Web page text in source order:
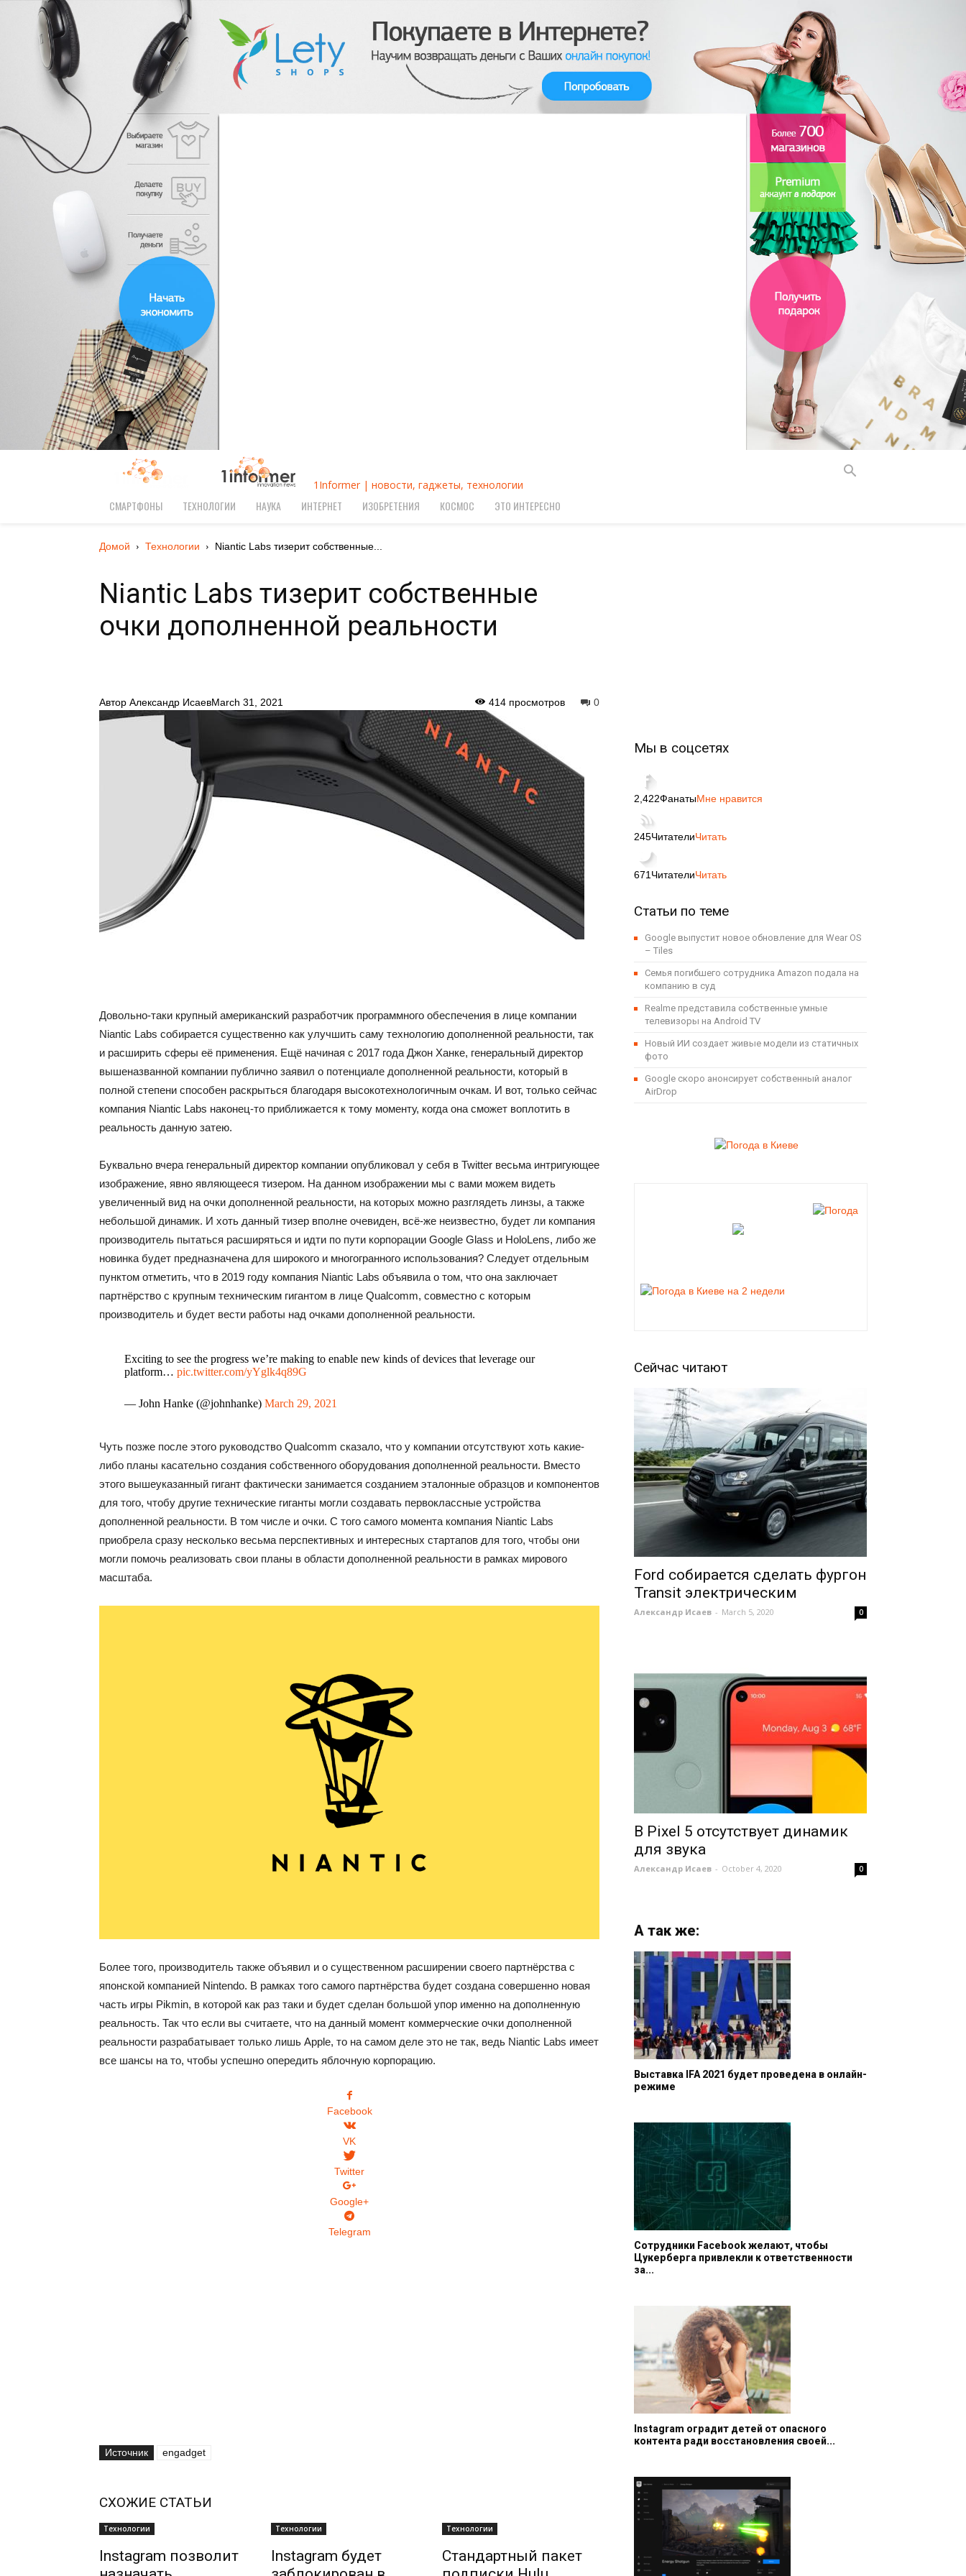
1Informer | новости, гаджеты, технологии
СМАРТФОНЫ ТЕХНОЛОГИИ НАУКА ИНТЕРНЕТ ИЗОБРЕТЕНИЯ КОСМОС ЭТО ИНТЕРЕСНО
Домой Технологии Niantic Labs тизерит собственные...
Niantic Labs тизерит собственные
очки дополненной реальности
Автор Александр ИсаевMarch 31, 2021 0
414 просмотров
Довольно-таки крупный американский разработчик программного обеспечения в лице компании
Niantic Labs собирается существенно как улучшить саму технологию дополненной реальности, так
и расширить сферы её применения. Ещё начиная с 2017 года Джон Ханке, генеральный директор
вышеназванной компании публично заявил о потенциале дополненной реальности, который в
полной степени способен раскрыться благодаря высокотехнологичным очкам. И вот, только сейчас
компания Niantic Labs наконец-то приближается к тому моменту, когда она сможет воплотить в
реальность данную затею.
Буквально вчера генеральный директор компании опубликовал у себя в Twitter весьма интригующее
изображение, явно являющееся тизером. На данном изображении мы с вами можем видеть
увеличенный вид на очки дополненной реальности, на которых можно разглядеть линзы, а также
небольшой динамик. И хоть данный тизер вполне очевиден, всё-же неизвестно, будет ли компания
производитель пытаться расширяться и идти по пути корпорации Google Glass и HoloLens, либо же
новинка будет предназначена для широкого и многогранного использования? Следует отдельным
пунктом отметить, что в 2019 году компания Niantic Labs объявила о том, что она заключает
партнёрство с крупным техническим гигантом в лице Qualcomm, совместно с которым
производитель и будет вести работы над очками дополненной реальности.
Exciting to see the progress we’re making to enable new kinds of devices that leverage our
platform… pic.twitter.com/yYglk4q89G
— John Hanke (@johnhanke) March 29, 2021
Чуть позже после этого руководство Qualcomm сказало, что у компании отсутствуют хоть какие-
либо планы касательно создания собственного оборудования дополненной реальности. Вместо
этого вышеуказанный гигант фактически занимается созданием эталонные образцов и компонентов
для того, чтобу другие технические гиганты могли создавать первоклассные устройства
дополненной реальности. В том числе и очки. С того самого момента компания Niantic Labs
приобрела сразу несколько весьма перспективных и интересных стартапов для того, чтобы они
могли помочь реализовать свои планы в области дополненной реальности в рамках мирового
масштаба.
Более того, производитель также объявил и о существенном расширении своего партнёрства с
японской компанией Nintendo. В рамках того самого партнёрства будет создана совершенно новая
часть игры Pikmin, в которой как раз таки и будет сделан большой упор именно на дополненную
реальность. Так что если вы считаете, что на данный момент коммерческие очки дополненной
реальности разрабатывает только лишь Apple, то на самом деле это не так, ведь Niantic Labs имеет
все шансы на то, чтобы успешно опередить яблочную корпорацию.
Facebook
VK
Twitter
Google+
Telegram
Источник engadget
СХОЖИЕ СТАТЬИ
Технологии
Instagram позволит
Технологии
Instagram будет
Технологии
Стандартный пакет
Мы в соцсетях
2,422ФанатыМне нравится
245ЧитателиЧитать
671 ЧитателиЧитать
Статьи по теме
Google выпустит новое обновление для Wear OS
– Tiles
Семья погибшего сотрудника Amazon подала на
компанию в суд
Realme представила собственные умные
телевизоры на Android TV
Новый ИИ создает живые модели из статичных
фото
Google скоро анонсирует собственный аналог
AirDrop
Сейчас читают
Ford собирается сделать фургон
Transit электрическим
Александр Исаев - March 5, 2020 0
В Pixel 5 отсутствует динамик
для звука
Александр Исаев - October 4, 2020 0
А так же:
Выставка IFA 2021 будет проведена в онлайн-
режиме
Сотрудники Facebook желают, чтобы
Цукерберга привлекли к ответственности
за...
Instagram оградит детей от опасного
контента ради восстановления своей...